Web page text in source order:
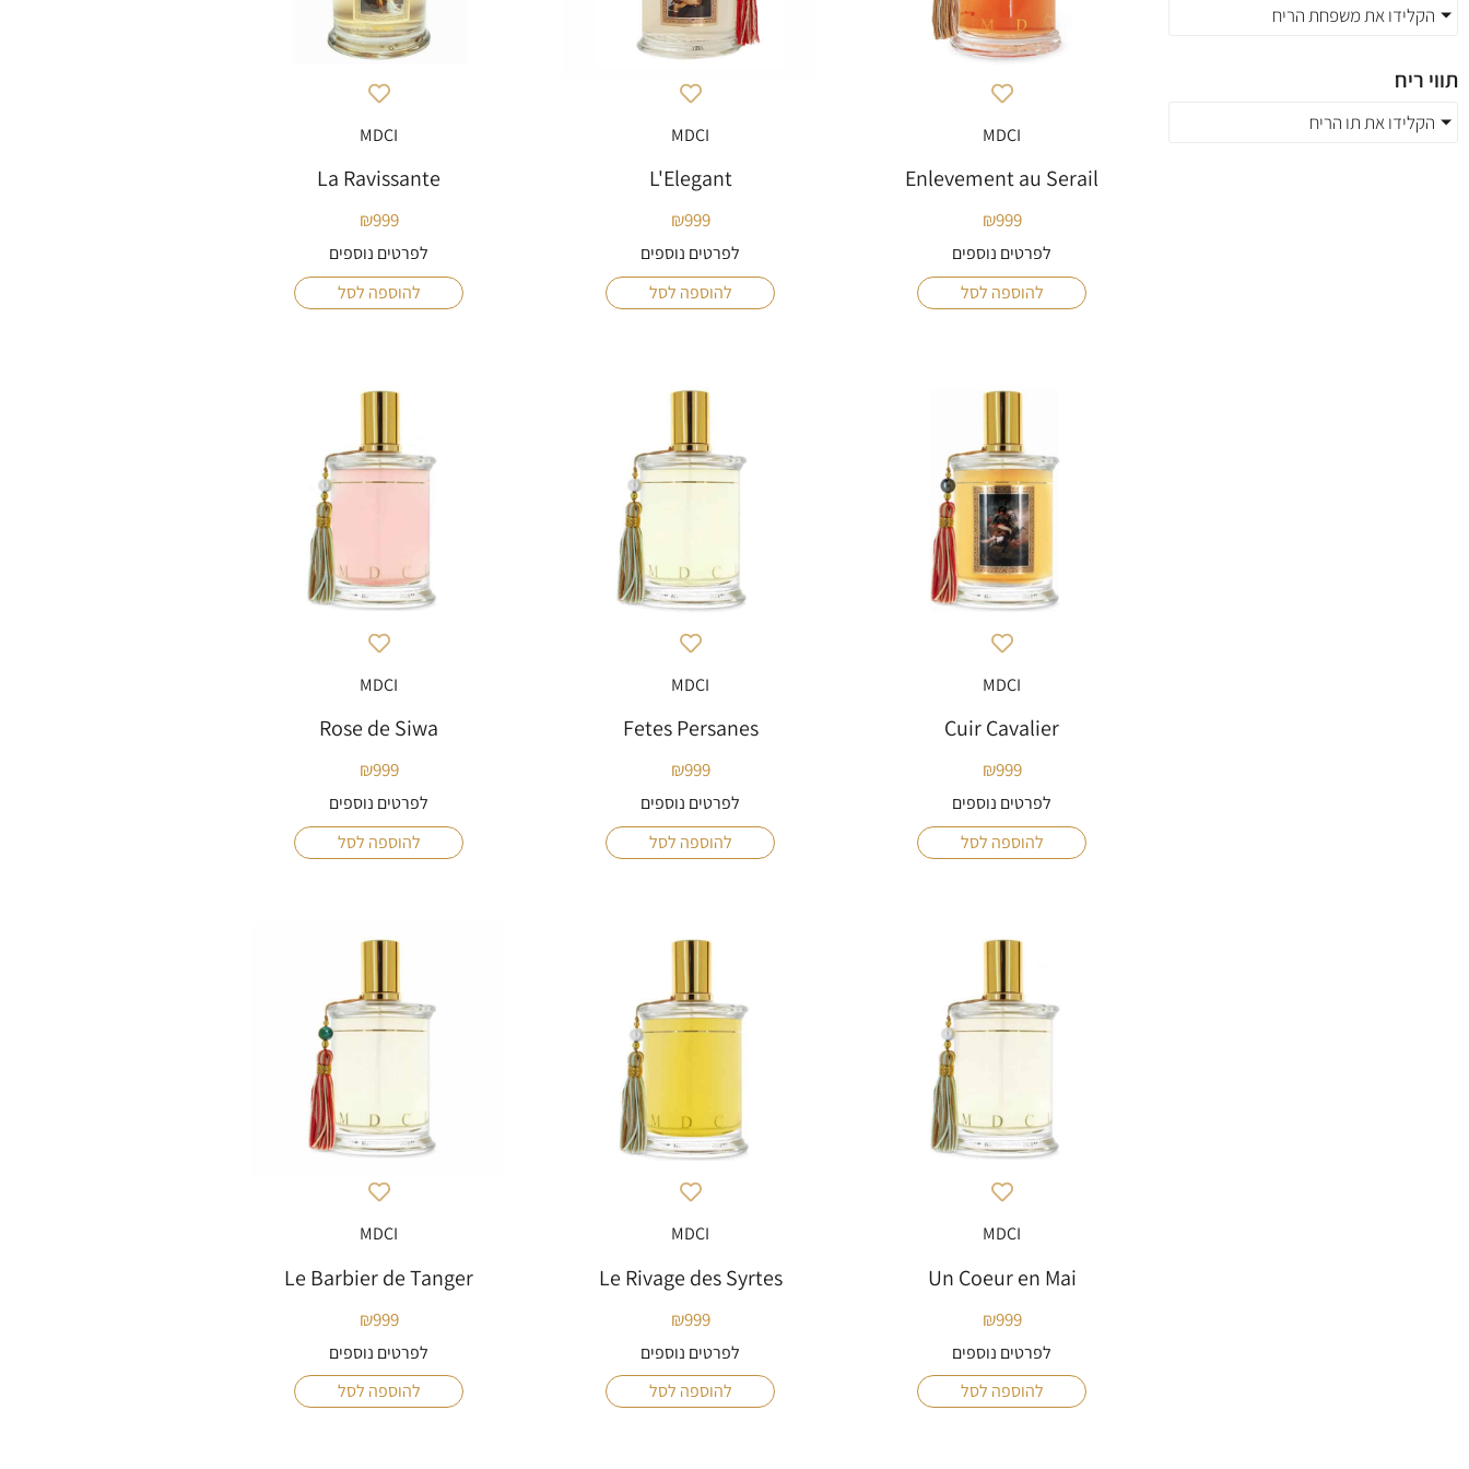
הקלידו את משפחת הריח
תווי ריח
הקלידו את תו הריח
MDCI
Enlevement au Serail
₪999
לפרטים נוספים
להוספה לסל
MDCI
L'Elegant
₪999
לפרטים נוספים
להוספה לסל
MDCI
La Ravissante
₪999
לפרטים נוספים
להוספה לסל
MDCI
Cuir Cavalier
₪999
לפרטים נוספים
להוספה לסל
MDCI
Fetes Persanes
₪999
לפרטים נוספים
להוספה לסל
MDCI
Rose de Siwa
₪999
לפרטים נוספים
להוספה לסל
MDCI
Un Coeur en Mai
₪999
לפרטים נוספים
להוספה לסל
MDCI
Le Rivage des Syrtes
₪999
לפרטים נוספים
להוספה לסל
MDCI
Le Barbier de Tanger
₪999
לפרטים נוספים
להוספה לסל